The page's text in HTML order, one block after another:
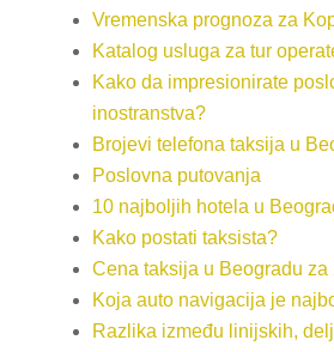
Vremenska prognoza za
Katalog usluga za tur
Kako da impresionirate
inostranstva?
Brojevi telefona taksija u
Poslovna putovanja
10 najboljih hotela u
Kako postati taksista?
Cena taksija u Beogradu za
Koja auto navigacija je
Razlika između linijskih,